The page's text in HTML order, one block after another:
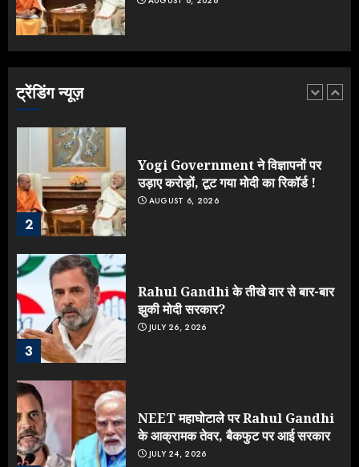
ट्रेंडिंग न्यूज़
1
लड़ाई, यूपी चुनाव में भाजपा उठाएगी भारी
नुकसान
2
Yogi Government ने विज्ञापनों पर
उड़ाए करोड़ों, टूट गया मोदी का रिकॉर्ड !
AUGUST 6, 2026
3
Rahul Gandhi के तीखे वार से बार-बार
झुकी मोदी सरकार?
JULY 26, 2026
NEET महाघोटाले पर Rahul Gandhi
के आक्रामक तेवर, बैकफुट पर आई सरकार
JULY 24, 2026